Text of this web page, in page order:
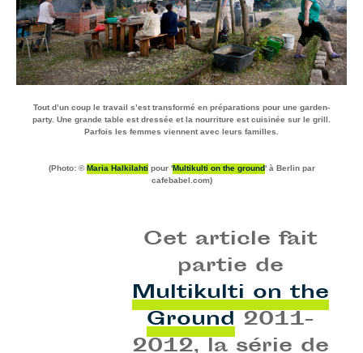
Tout d’un coup le travail s’est transformé en préparations pour une garden-
party. Une grande table est dressée et la nourriture est cuisinée sur le grill.
Parfois les femmes viennent avec leurs familles.
(Photo: ©Maria Halkilahti pour 'Multikulti on the ground' à Berlin par
cafebabel.com)
Cet article fait
partie de
Multikulti on the
Ground2011-